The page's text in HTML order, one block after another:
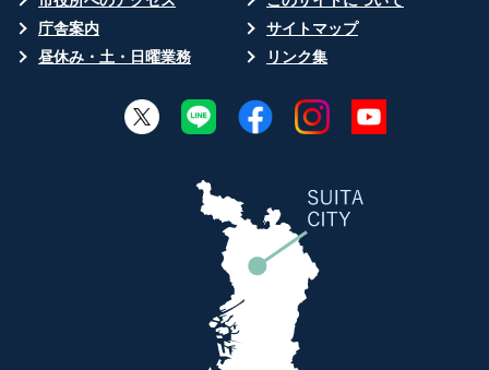
庁舎案内
サイトマップ
昼休み・土・日曜業務
リンク集